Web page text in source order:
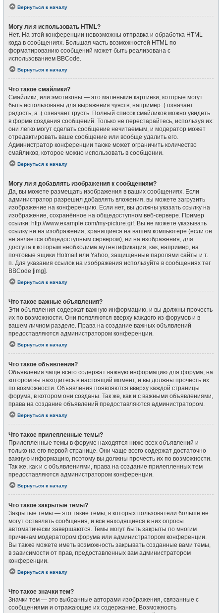
Вернуться к началу
Могу ли я использовать HTML?
Нет. На этой конференции невозможны отправка и обработка HTML-
кода в сообщениях. Большая часть возможностей HTML по
форматированию сообщений может быть реализована с
использованием BBCode.
Вернуться к началу
Что такое смайлики?
Смайлики, или эмотиконы — это маленькие картинки, которые могут
быть использованы для выражения чувств, например :) означает
радость, а :( означает грусть. Полный список смайликов можно увидеть
в форме создания сообщений. Только не перестарайтесь, используя их:
они легко могут сделать сообщение нечитаемым, и модератор может
отредактировать ваше сообщение или вообще удалить его.
Администратор конференции также может ограничить количество
смайликов, которое можно использовать в сообщении.
Вернуться к началу
Могу ли я добавлять изображения к сообщениям?
Да, вы можете размещать изображения в ваших сообщениях. Если
администратор разрешил добавлять вложения, вы можете загрузить
изображение на конференцию. Если нет, вы должны указать ссылку на
изображение, сохранённое на общедоступном веб-сервере. Пример
ссылки: http://www.example.com/my-picture.gif. Вы не можете указывать
ссылку ни на изображения, хранящиеся на вашем компьютере (если он
не является общедоступным сервером), ни на изображения, для
доступа к которым необходима аутентификация, как, например, на
почтовые ящики Hotmail или Yahoo, защищённые паролями сайты и т.
п. Для указания ссылок на изображения используйте в сообщениях тег
BBCode [img].
Вернуться к началу
Что такое важные объявления?
Эти объявления содержат важную информацию, и вы должны прочесть
их по возможности. Они появляются вверху каждого из форумов и в
вашем личном разделе. Права на создание важных объявлений
предоставляются администратором конференции.
Вернуться к началу
Что такое объявления?
Объявления чаще всего содержат важную информацию для форума, на
котором вы находитесь в настоящий момент, и вы должны прочесть их
по возможности. Объявления появляются вверху каждой страницы
форума, в котором они созданы. Так же, как и с важными объявлениями,
права на создание объявлений предоставляются администратором.
Вернуться к началу
Что такое прилепленные темы?
Прилепленные темы в форуме находятся ниже всех объявлений и
только на его первой странице. Они чаще всего содержат достаточно
важную информацию, поэтому вы должны прочесть их по возможности.
Так же, как и с объявлениями, права на создание прилепленных тем
предоставляются администратором конференции.
Вернуться к началу
Что такое закрытые темы?
Закрытые темы — это такие темы, в которых пользователи больше не
могут оставлять сообщения, и все находящиеся в них опросы
автоматически завершаются. Темы могут быть закрыты по многим
причинам модератором форума или администратором конференции.
Вы также можете иметь возможность закрывать созданные вами темы,
в зависимости от прав, предоставленных вам администратором
конференции.
Вернуться к началу
Что такое значки тем?
Значки тем — это выбранные авторами изображения, связанные с
сообщениями и отражающие их содержание. Возможность